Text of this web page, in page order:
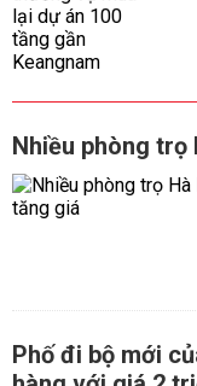
Nhiều phòng trọ
Phố đi bộ mới